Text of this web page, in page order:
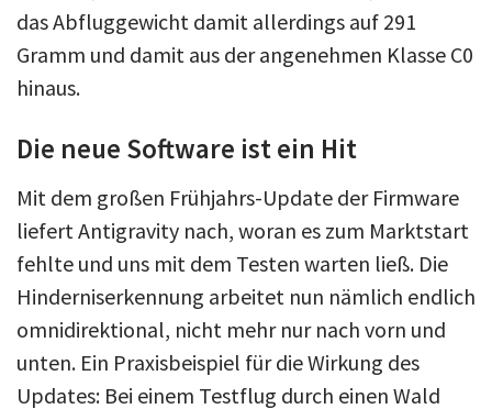
das Abfluggewicht damit allerdings auf 291
Gramm und damit aus der angenehmen Klasse C0
hinaus.
Die neue Software ist ein Hit
Mit dem großen Frühjahrs-Update der Firmware
liefert Antigravity nach, woran es zum Marktstart
fehlte und uns mit dem Testen warten ließ. Die
Hinderniserkennung arbeitet nun nämlich endlich
omnidirektional, nicht mehr nur nach vorn und
unten. Ein Praxisbeispiel für die Wirkung des
Updates: Bei einem Testflug durch einen Wald